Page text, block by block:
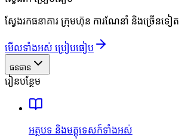
ស្វែងរកធនាគារ ក្រុមហ៊ុន ការណែនាំ និងច្រើនទៀត
មើលទាំងអស់ ប្រៀបធៀប
ធនធាន
រៀនបន្ថែម
អត្ថបទ និងមគ្គុទេសក៍ទាំងអស់